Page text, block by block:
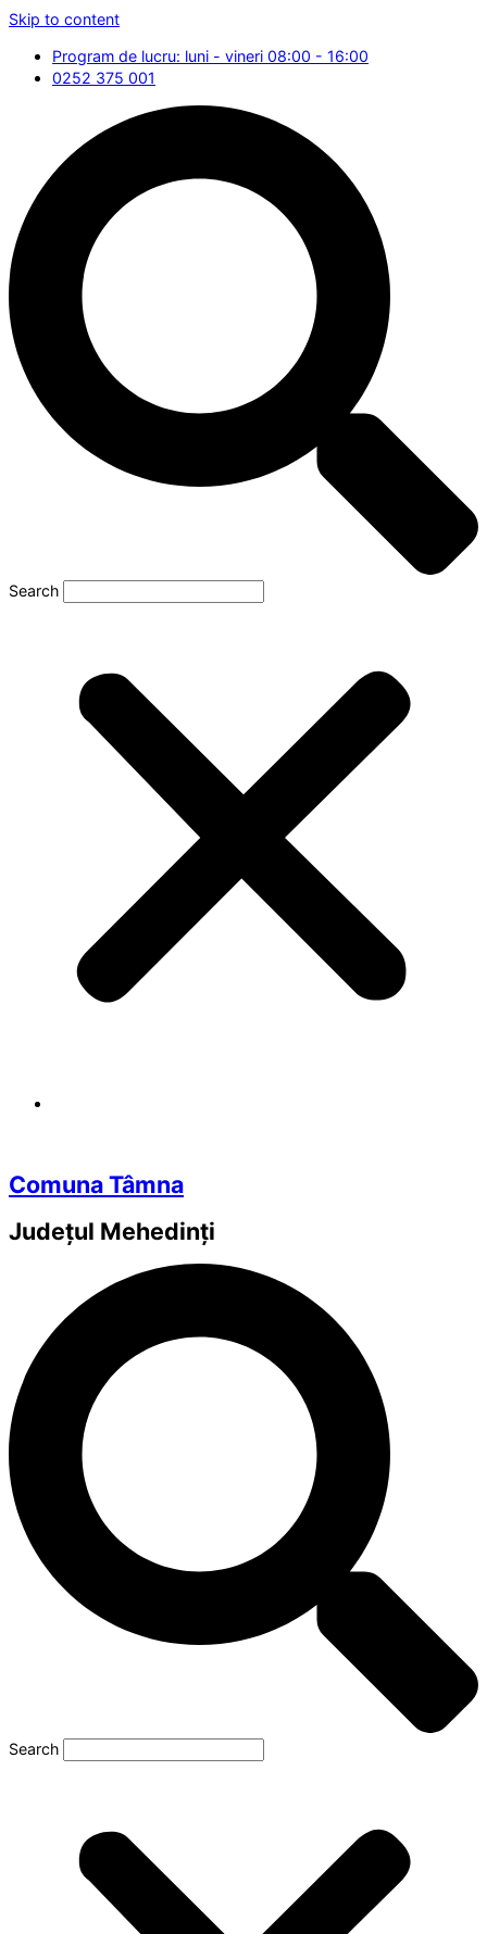
Skip to content
Program de lucru: luni - vineri 08:00 - 16:00
0252 375 001
Search
Comuna Tâmna
Județul Mehedinți
Search